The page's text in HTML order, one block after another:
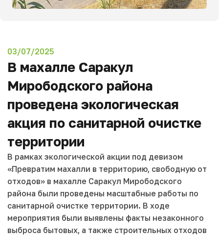
03/07/2025
В махалле Саракул
Мирободского района
проведена экологическая
акция по санитарной очистке
территории
В рамках экологической акции под девизом
«Превратим махалли в территорию, свободную от
отходов» в махалле Саракул Мирободского
района были проведены масштабные работы по
санитарной очистке территории. В ходе
мероприятия были выявлены факты незаконного
выброса бытовых, а также строительных отходов